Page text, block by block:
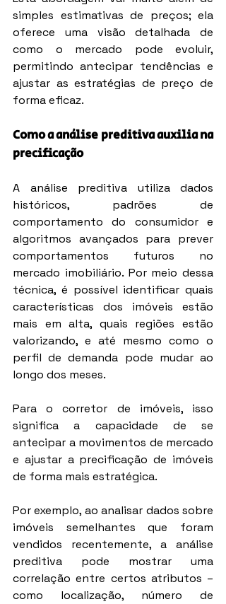
simples estimativas de preços; ela
oferece uma visão detalhada de
como o mercado pode evoluir,
permitindo antecipar tendências e
ajustar as estratégias de preço de
forma eficaz.
Como a análise preditiva auxilia na
precificação
A análise preditiva utiliza dados
históricos, padrões de
comportamento do consumidor e
algoritmos avançados para prever
comportamentos futuros no
mercado imobiliário. Por meio dessa
técnica, é possível identificar quais
características dos imóveis estão
mais em alta, quais regiões estão
valorizando, e até mesmo como o
perfil de demanda pode mudar ao
longo dos meses.
Para o corretor de imóveis, isso
significa a capacidade de se
antecipar a movimentos de mercado
e ajustar a precificação de imóveis
de forma mais estratégica.
Por exemplo, ao analisar dados sobre
imóveis semelhantes que foram
vendidos recentemente, a análise
preditiva pode mostrar uma
correlação entre certos atributos –
como localização, número de